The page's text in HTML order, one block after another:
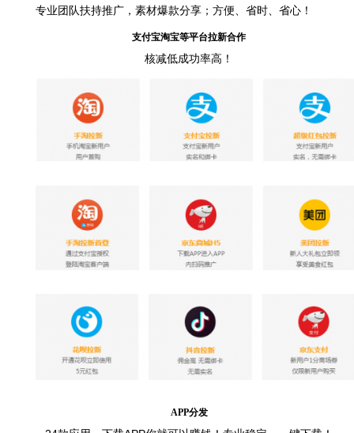
专业团队扶持推广，素材爆款分享；方便、省时、省心！
支付宝淘宝等平台拉新合作
核减低成功率高！
APP分发